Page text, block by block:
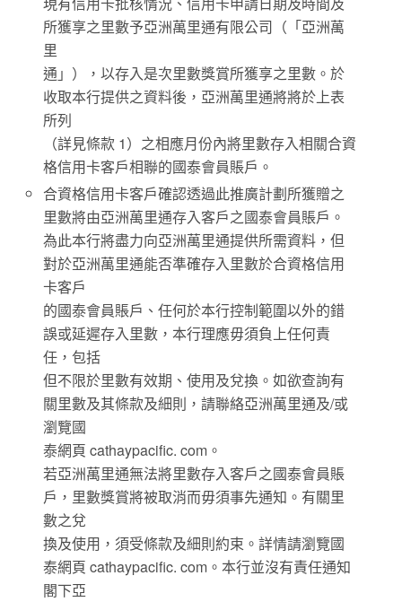
所獲享之里數予亞洲萬里通有限公司（「亞洲萬
里
通」），以存入是次里數獎賞所獲享之里數。於
收取本行提供之資料後，亞洲萬里通將將於上表
所列
（詳見條款 1）之相應月份內將里數存入相關合資
格信用卡客戶相聯的國泰會員賬戶。
合資格信用卡客戶確認透過此推廣計劃所獲贈之
里數將由亞洲萬里通存入客戶之國泰會員賬戶。
為此本行將盡力向亞洲萬里通提供所需資料，但
對於亞洲萬里通能否準確存入里數於合資格信用
卡客戶
的國泰會員賬戶、任何於本行控制範圍以外的錯
誤或延遲存入里數，本行理應毋須負上任何責
任，包括
但不限於里數有效期、使用及兌換。如欲查詢有
關里數及其條款及細則，請聯絡亞洲萬里通及/或
瀏覽國
泰網頁 cathaypacific. com。
若亞洲萬里通無法將里數存入客戶之國泰會員賬
戶，里數獎賞將被取消而毋須事先通知。有關里
數之兌
換及使用，須受條款及細則約束。詳情請瀏覽國
泰網頁 cathaypacific. com。本行並沒有責任通知
閣下亞